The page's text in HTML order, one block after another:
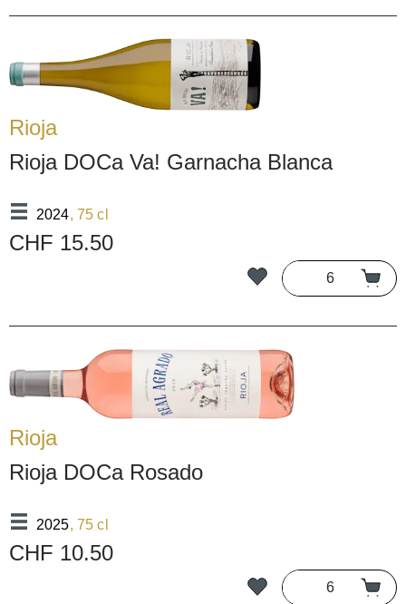
Rioja
Rioja DOCa Va! Garnacha Blanca
2024, 75 cl
CHF 15.50
Rioja
Rioja DOCa Rosado
2025, 75 cl
CHF 10.50